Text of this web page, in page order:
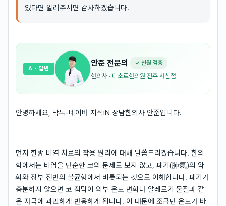
있다면 알려주시면 감사하겠습니다.
안준 전문의 ✓ 신원 검증
한의사 · 미소로한의원 전주 서신점
A · 답변
안녕하세요, 닥톡-네이버 지식iN 상담한의사 안준입니다.
먼저 한방 비염 치료의 작용 원리에 대해 말씀드리겠습니다. 한의
학에서는 비염을 단순한 코의 문제로 보지 않고, 폐기(肺氣)의 약
화와 장부 전반의 불균형에서 비롯되는 것으로 이해합니다. 폐기가
충분하지 않으면 코 점막이 외부 온도 변화나 알레르기 물질과 같
은 자극에 과민하게 반응하게 됩니다. 이 때문에 조금만 온도가 바